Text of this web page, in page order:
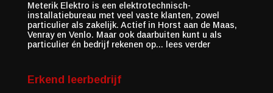
Meterik Elektro is een elektrotechnisch-
installatiebureau met veel vaste klanten, zowel
particulier als zakelijk. Actief in Horst aan de Maas,
Venray en Venlo. Maar ook daarbuiten kunt u als
particulier én bedrijf rekenen op...
lees verder
Erkend leerbedrijf